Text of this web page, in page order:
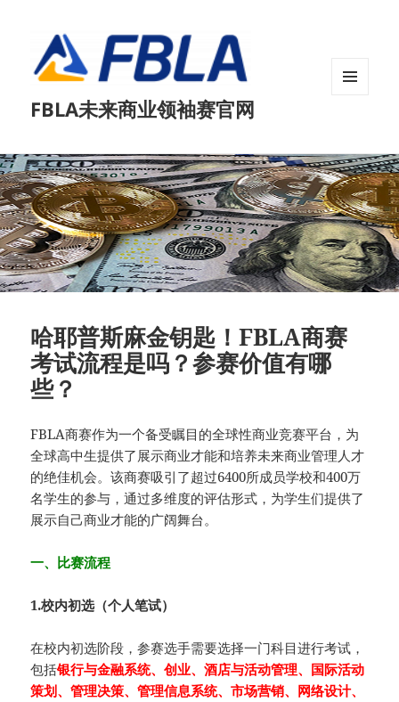
FBLA未来商业领袖赛官网
哈耶普斯麻金钥匙！FBLA商赛
考试流程是吗？参赛价值有哪
些？
FBLA商赛作为一个备受瞩目的全球性商业竞赛平台，为
全球高中生提供了展示商业才能和培养未来商业管理人才
的绝佳机会。该商赛吸引了超过6400所成员学校和400万
名学生的参与，通过多维度的评估形式，为学生们提供了
展示自己商业才能的广阔舞台。
一、比赛流程
1.校内初选（个人笔试）
在校内初选阶段，参赛选手需要选择一门科目进行考试，
包括银行与金融系统、创业、酒店与活动管理、国际活动
策划、管理决策、管理信息系统、市场营销、网络设计、